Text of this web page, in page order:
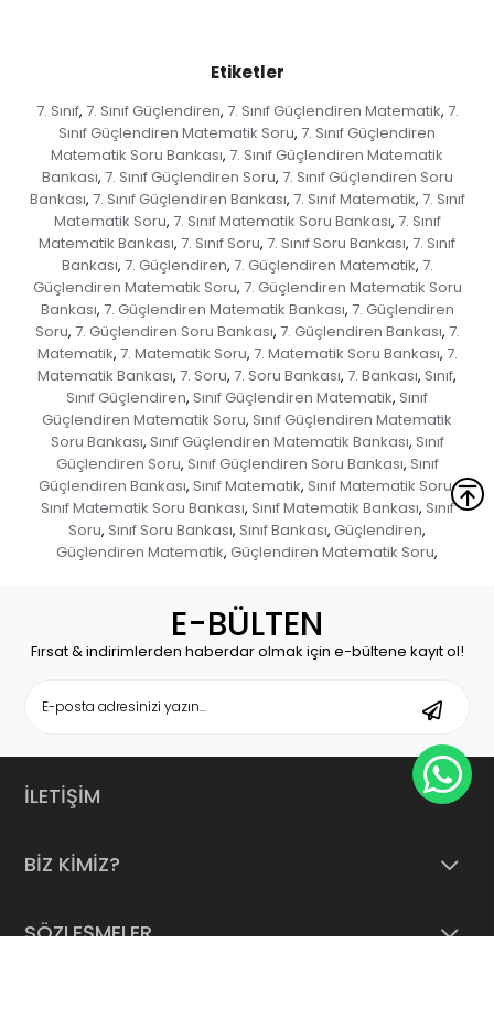
Etiketler
7. Sınıf, 7. Sınıf Güçlendiren, 7. Sınıf Güçlendiren Matematik, 7.
Sınıf Güçlendiren Matematik Soru, 7. Sınıf Güçlendiren
Matematik Soru Bankası, 7. Sınıf Güçlendiren Matematik
Bankası, 7. Sınıf Güçlendiren Soru, 7. Sınıf Güçlendiren Soru
Bankası, 7. Sınıf Güçlendiren Bankası, 7. Sınıf Matematik, 7. Sınıf
Matematik Soru, 7. Sınıf Matematik Soru Bankası, 7. Sınıf
Matematik Bankası, 7. Sınıf Soru, 7. Sınıf Soru Bankası, 7. Sınıf
Bankası, 7. Güçlendiren, 7. Güçlendiren Matematik, 7.
Güçlendiren Matematik Soru, 7. Güçlendiren Matematik Soru
Bankası, 7. Güçlendiren Matematik Bankası, 7. Güçlendiren
Soru, 7. Güçlendiren Soru Bankası, 7. Güçlendiren Bankası, 7.
Matematik, 7. Matematik Soru, 7. Matematik Soru Bankası, 7.
Matematik Bankası, 7. Soru, 7. Soru Bankası, 7. Bankası, Sınıf,
Sınıf Güçlendiren, Sınıf Güçlendiren Matematik, Sınıf
Güçlendiren Matematik Soru, Sınıf Güçlendiren Matematik
Soru Bankası, Sınıf Güçlendiren Matematik Bankası, Sınıf
Güçlendiren Soru, Sınıf Güçlendiren Soru Bankası, Sınıf
Güçlendiren Bankası, Sınıf Matematik, Sınıf Matematik Soru,
Sınıf Matematik Soru Bankası, Sınıf Matematik Bankası, Sınıf
Soru, Sınıf Soru Bankası, Sınıf Bankası, Güçlendiren,
Güçlendiren Matematik, Güçlendiren Matematik Soru,
E-BÜLTEN
Fırsat & indirimlerden haberdar olmak için e-bültene kayıt ol!
İLETİŞİM
BİZ KİMİZ?
SÖZLEŞMELER